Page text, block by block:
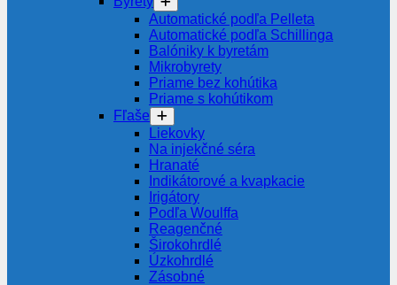
Automatické podľa Pelleta
Automatické podľa Schillinga
Balóniky k byretám
Mikrobyrety
Priame bez kohútika
Priame s kohútikom
Fľaše
Liekovky
Na injekčné séra
Hranaté
Indikátorové a kvapkacie
Irigátory
Podľa Woulffa
Reagenčné
Širokohrdlé
Úzkohrdlé
Zásobné